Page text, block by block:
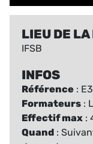
LIEU DE LA
IFSB
INFOS
Référence :
Formateurs :
Effectif max :
Quand :